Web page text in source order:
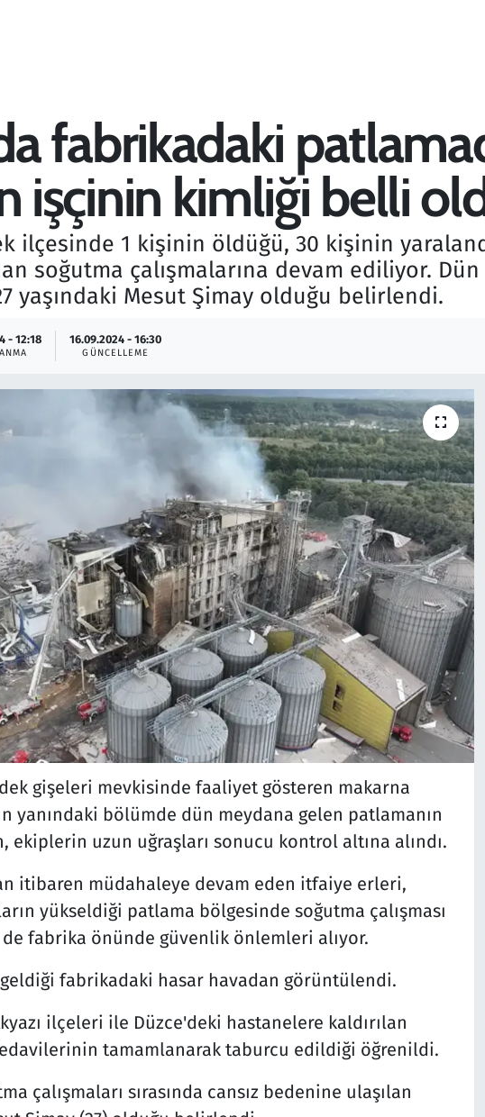
fabrikadaki
işçinin kimliği belli
ilçesinde 1 kişinin öldüğü, 30 kişinin
soğutma çalışmalarına devam ediliyor.
yaşındaki Mesut Şimay olduğu belirlendi.
- 12:18 16.09.2024 - 16:30
GÜNCELLEME
gişeleri mevkisinde faaliyet gösteren makarna
yanındaki bölümde dün meydana gelen patlamanın
ekiplerin uzun uğraşları sonucu kontrol altına alındı.
itibaren müdahaleye devam eden itfaiye erleri,
yükseldiği patlama bölgesinde soğutma çalışması
fabrika önünde güvenlik önlemleri alıyor.
geldiği fabrikadaki hasar havadan görüntülendi.
ilçeleri ile Düzce'deki hastanelere kaldırılan
tamamlanarak taburcu edildiği öğrenildi.
çalışmaları sırasında cansız bedenine ulaşılan